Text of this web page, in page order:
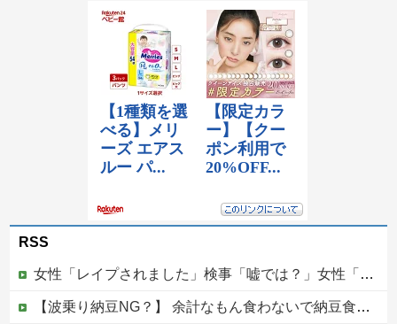
RSS
女性「レイプされました」検事「嘘では？」女性「傷ついたので訴えます」
【波乗り納豆NG？】 余計なもん食わないで納豆食っときゃ間違いないことが判明した